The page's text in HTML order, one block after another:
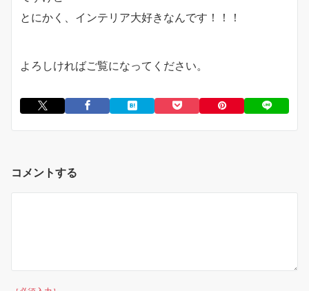
とにかく、インテリア大好きなんです！！！
よろしければご覧になってください。
コメントする